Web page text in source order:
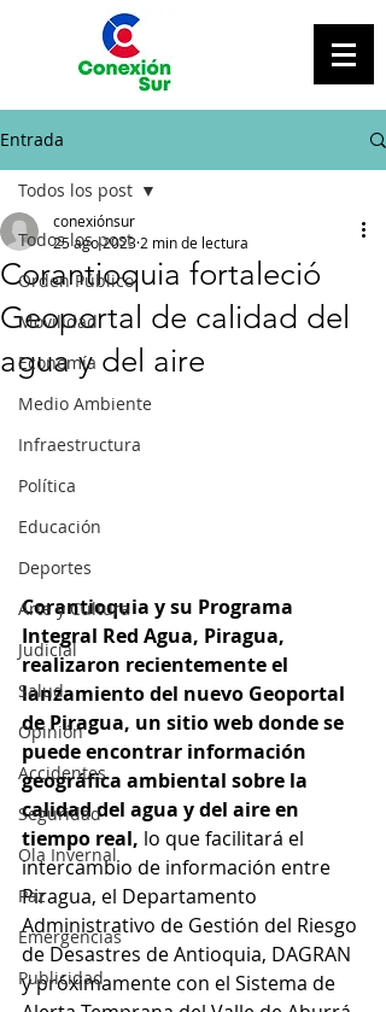
Entrada
Todos los post
Orden Público
Movilidad
Economía
Medio Ambiente
Infraestructura
Política
Educación
Deportes
Arte y Cultura
Judicial
Salud
Opinión
Accidentes
Seguridad
Ola Invernal
Paz
Emergencias
Publicidad
Todos los post
Corantioquia fortaleció
Geoportal de calidad del
agua y del aire
conexiónsur
25 ago 2023 2 min de lectura
Corantioquia y su Programa
Integral Red Agua, Piragua,
realizaron recientemente el
lanzamiento del nuevo Geoportal
de Piragua, un sitio web donde se
puede encontrar información
geográfica ambiental sobre la
calidad del agua y del aire en
tiempo real, lo que facilitará el
intercambio de información entre
Piragua, el Departamento
Administrativo de Gestión del Riesgo
de Desastres de Antioquia, DAGRAN
y próximamente con el Sistema de